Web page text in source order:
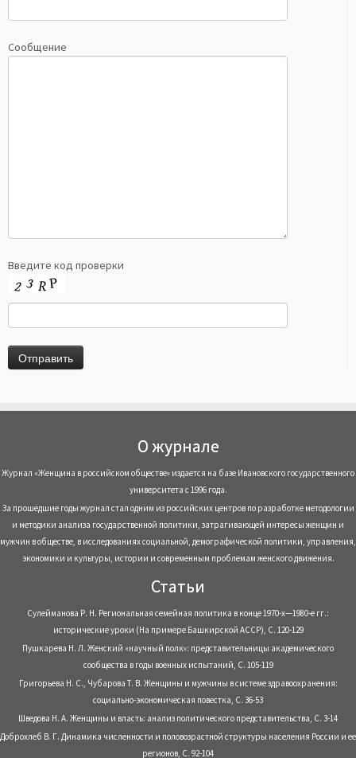
Сообщение
Введите код проверки
О журнале
Журнал «Женщина в российском обществе» издается на базе Ивановского государственного
университета с 1996 года.
За прошедшие годы журнал стал одним из российских центров по разработке методологии
и методики анализа государственной политики, затрагивающей интересы женщин и
мужчин в обществе, в исследованиях социальной, демографической политики, управления,
экономики и культуры, истории и современным проблемам женского движения.
Статьи
Сулейманова Р. Н. Региональная семейная политика в конце 1970-х—1980-е гг.:
исторические уроки (На примере Башкирской АССР), С. 120-129
Пушкарева Н. Л. Женский «научный полк»: представительницы академического
сообщества в годы военных испытаний, С. 105-119
Григорьева Н. С., Чубарова Т. В. Женщины и мужчины в системе здравоохранения:
социально-экономическая повестка, С. 36-53
Шведова Н. А. Женщины и власть: анализ политического представительства, С. 3-14
Доброхлеб В. Г. Динамика численности и половозрастной структуры населения России и ее
регионов, С. 92-104